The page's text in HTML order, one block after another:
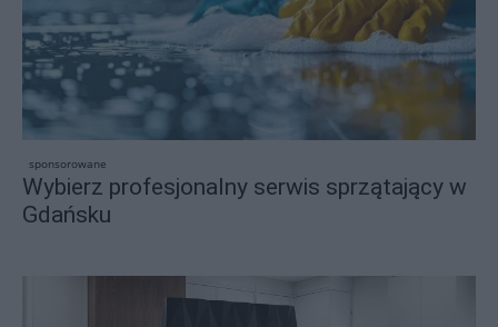
sponsorowane
Wybierz profesjonalny serwis sprzątający w
Gdańsku